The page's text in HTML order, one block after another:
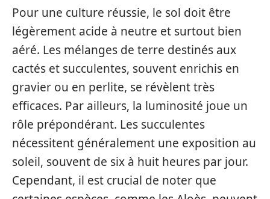
Pour une culture réussie, le sol doit être
légèrement acide à neutre et surtout bien
aéré. Les mélanges de terre destinés aux
cactés et succulentes, souvent enrichis en
gravier ou en perlite, se révèlent très
efficaces. Par ailleurs, la luminosité joue un
rôle prépondérant. Les succulentes
nécessitent généralement une exposition au
soleil, souvent de six à huit heures par jour.
Cependant, il est crucial de noter que